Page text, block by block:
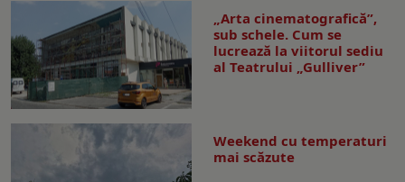
„Arta cinematografică”,
sub schele. Cum se
lucrează la viitorul sediu
al Teatrului „Gulliver”
Weekend cu temperaturi
mai scăzute